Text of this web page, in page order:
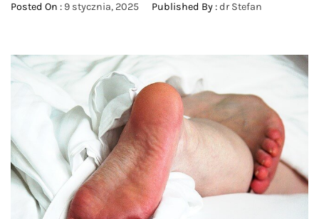
Posted On : 9 stycznia, 2025 Published By :dr Stefan